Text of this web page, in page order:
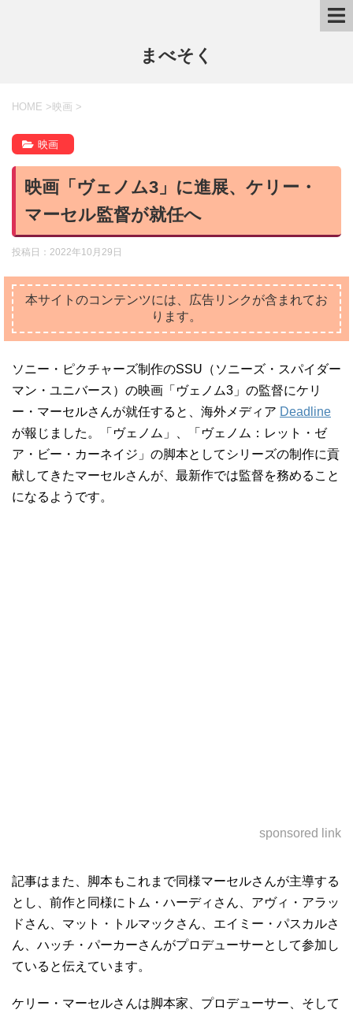
まべそく
HOME > 映画 >
映画
映画「ヴェノム3」に進展、ケリー・
マーセル監督が就任へ
投稿日： 2022年10月29日
本サイトのコンテンツには、広告リンクが含まれてお
ります。
ソニー・ピクチャーズ制作のSSU（ソニーズ・スパイダー
マン・ユニバース）の映画「ヴェノム3」の監督にケリ
ー・マーセルさんが就任すると、海外メディア Deadline
が報じました。「ヴェノム」、「ヴェノム：レット・ゼ
ア・ビー・カーネイジ」の脚本としてシリーズの制作に貢
献してきたマーセルさんが、最新作では監督を務めること
になるようです。
sponsored link
記事はまた、脚本もこれまで同様マーセルさんが主導する
とし、前作と同様にトム・ハーディさん、アヴィ・アラッ
ドさん、マット・トルマックさん、エイミー・パスカルさ
ん、ハッチ・パーカーさんがプロデューサーとして参加し
ていると伝えています。
ケリー・マーセルさんは脚本家、プロデューサー、そして